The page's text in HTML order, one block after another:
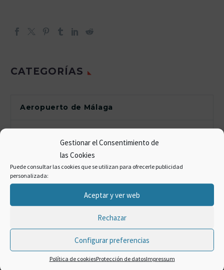
Gestionar el Consentimiento de
las Cookies
Puede consultar las cookies que se utilizan para ofrecerle publicidad
personalizada:
Aceptar y ver web
Rechazar
Configurar preferencias
Política de cookiesProtección de datosImpressum
CATEGORÍAS
Aeropuerto de Málaga
Costa del Sol
Descapotables
Estación AVE Málaga